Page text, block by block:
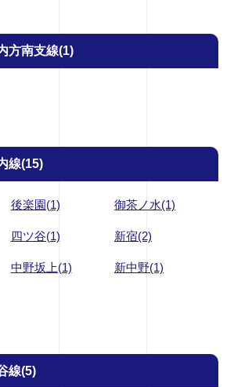
方南支線(1)
線(15)
後楽園(1) 御茶ノ水(1)
四ツ谷(1) 新宿(2)
中野坂上(1) 新中野(1)
線(5)